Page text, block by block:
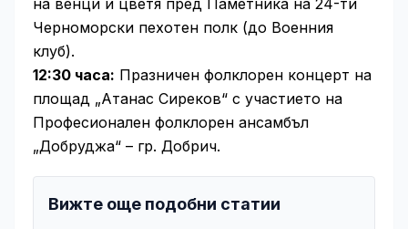
на венци и цветя пред Паметника на 24-ти
Черноморски пехотен полк (до Военния
клуб).
12:30 часа: Празничен фолклорен концерт на
площад „Атанас Сиреков“ с участието на
Професионален фолклорен ансамбъл
„Добруджа“ – гр. Добрич.
Вижте още подобни статии